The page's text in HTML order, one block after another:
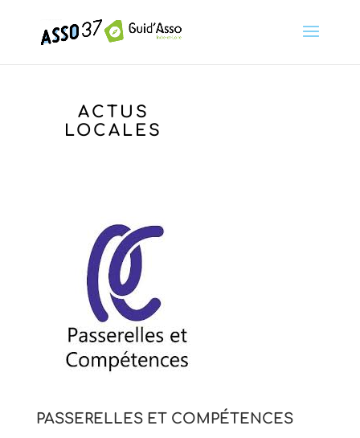
ACTUS
LOCALES
PASSERELLES ET COMPÉTENCES